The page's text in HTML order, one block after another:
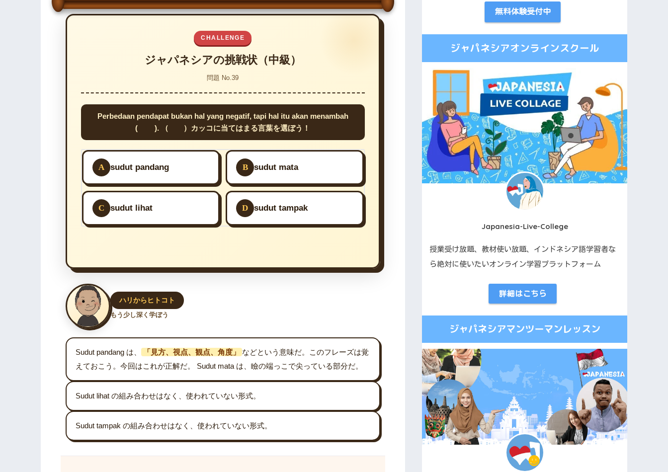
CHALLENGE
ジャパネシアの挑戦状（中級）
問題 No.39
Perbedaan pendapat bukan hal yang negatif, tapi hal itu akan menambah
( ). （ ）カッコに当てはまる言葉を選ぼう！
A sudut pandang B sudut mata
C sudut lihat D sudut tampak
ハリからヒトコト
もう少し深く学ぼう
Sudut pandang は、 「見方、視点、観点、角度」
などという意味だ。このフレーズは覚
えておこう。今回はこれが正解だ。 Sudut mata は、瞼の端っこで尖っている部分だ。
Sudut lihat の組み合わせはなく、使われていない形式。
Sudut tampak の組み合わせはなく、使われていない形式。
無料体験受付中
ジャパネシアオンラインスクール
Japanesia-Live-College
授業受け放題、教材使い放題、インドネシア語学習者な
ら絶対に使いたいオンライン学習プラットフォーム
詳細はこちら
ジャパネシアマンツーマンレッスン